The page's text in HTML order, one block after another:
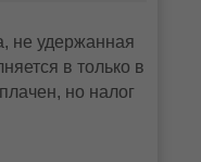
не удержанная
в только в
но налог